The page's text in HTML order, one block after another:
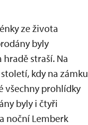
ze života
byly
straší. Na
kdy na zámku
všechny prohlídky
byly i čtyři
noční Lemberk